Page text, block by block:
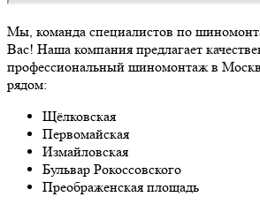
Мы, команда специалистов по
Вас! Наша компания предлагает
профессиональный шиномонтаж в
рядом:
Щёлковская
Первомайская
Измайловская
Бульвар Рокоссовского
Преображенская площадь